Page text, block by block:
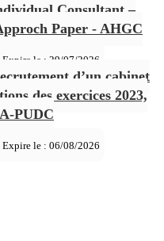
Consultant –
Paper - AHGC
Expire le : 29/07/2026
d’un cabinet
des exercices 2023,
PUDC
Expire le : 06/08/2026